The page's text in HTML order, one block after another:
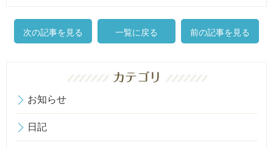
次の記事を見る 一覧に戻る 前の記事を見る
お知らせ
日記